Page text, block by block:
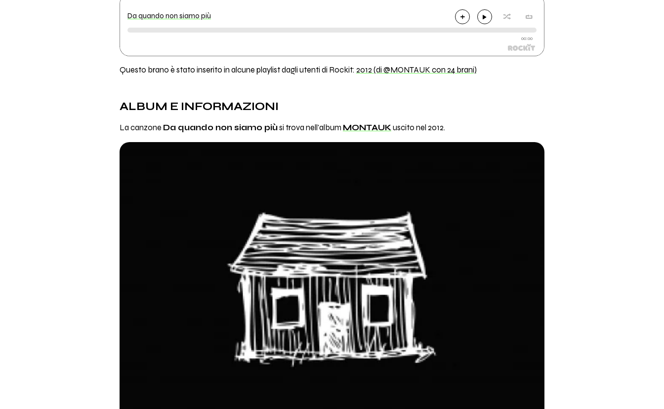
Da quando non siamo più
00:00
Questo brano è stato inserito in alcune playlist dagli utenti di Rockit: 2012 (di @MONTAUK con 24 brani)
ALBUM E INFORMAZIONI
La canzone Da quando non siamo piùsi trova nell'album MONTAUKuscito nel 2012.